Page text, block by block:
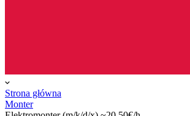
Strona główna
Monter